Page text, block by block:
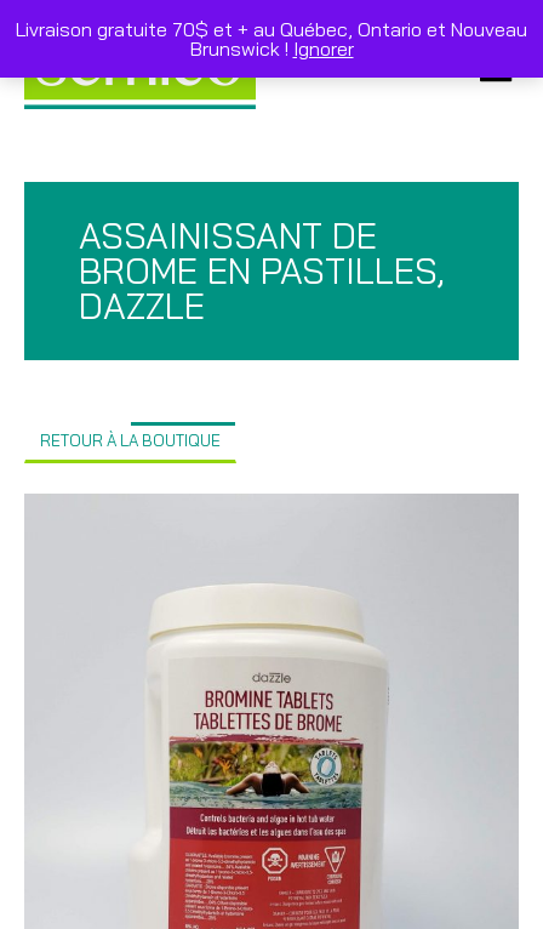
to
ASSAINISSANT DE
BROME EN PASTILLES,
DAZZLE
RETOUR À LA BOUTIQUE
Livraison gratuite 70$ et + au Québec, Ontario et Nouveau
Brunswick ! Ignorer